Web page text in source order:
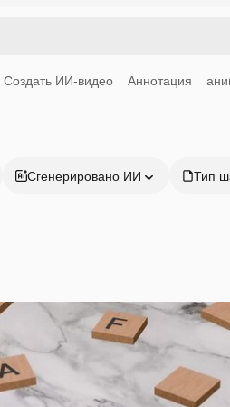
Создать ИИ-видео Аннотация
Сгенерировано ИИ Тип
Продукция